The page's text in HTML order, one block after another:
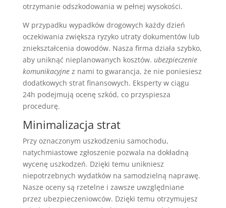
otrzymanie odszkodowania w pełnej wysokości.
W przypadku wypadków drogowych każdy dzień
oczekiwania zwiększa ryzyko utraty dokumentów lub
zniekształcenia dowodów. Nasza firma działa szybko,
aby uniknąć nieplanowanych kosztów. ubezpieczenie
komunikacyjnez nami to gwarancja, że nie poniesiesz
dodatkowych strat finansowych. Eksperty w ciągu
24h podejmują ocenę szkód, co przyspiesza
procedurę.
Minimalizacja strat
Przy oznaczonym uszkodzeniu samochodu,
natychmiastowe zgłoszenie pozwala na dokładną
wycenę uszkodzeń. Dzięki temu unikniesz
niepotrzebnych wydatków na samodzielną naprawę.
Nasze oceny są rzetelne i zawsze uwzględniane
przez ubezpieczeniowców. Dzięki temu otrzymujesz